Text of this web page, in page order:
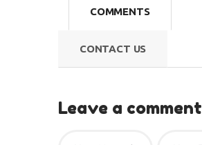
COMMENTS
CONTACT US
Leave a comment